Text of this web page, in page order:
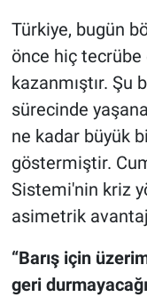
Türkiye, bugün
önce hiç tecrübe
kazanmıştır. Şu
sürecinde
ne kadar büyük
göstermiştir.
Sistemi'nin kriz
asimetrik
“Barış için
geri